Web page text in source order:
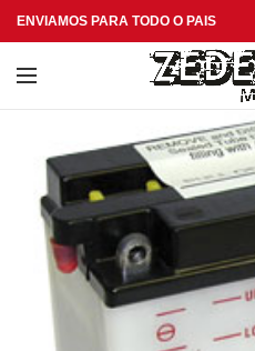
ENVIAMOS PARA TODO O PAIS